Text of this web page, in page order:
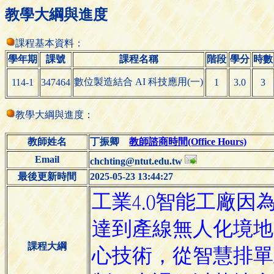
教學大綱與進度
課程基本資料：
學年期
課號 課程名稱 階段 學分 時數
114-1 347464 數位製造結合 AI 科技應用(一) 1 3.0 3
教學大綱與進度：
教師姓名 丁振卿教師諮商時間(Office Hours)
Email
chchting@ntut.edu.tw
最後更新時間
2025-05-23 13:44:27
課程大綱